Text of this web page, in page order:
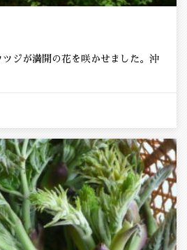
ジが満開の花を咲かせました。沖